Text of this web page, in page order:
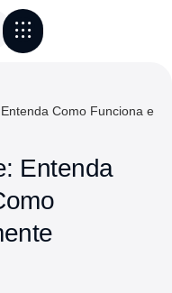
Como Funciona e
Entenda